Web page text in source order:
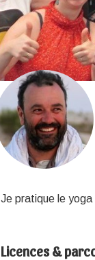
Je pratique le yoga
Licences &